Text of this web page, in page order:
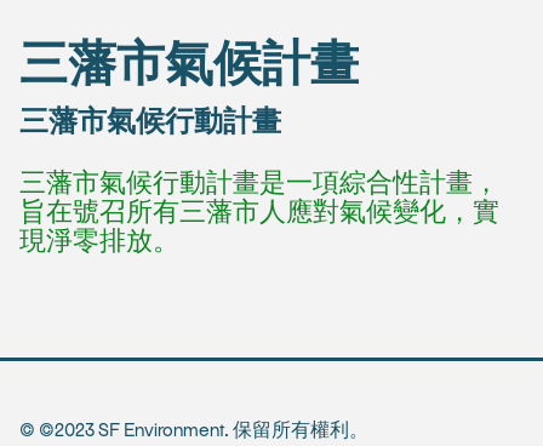
三藩市氣候計畫
三藩市氣候行動計畫
三藩市氣候行動計畫是一項綜合性計畫，
旨在號召所有三藩市人應對氣候變化，實
現淨零排放。
© ©2023 SF Environment. 保留所有權利。